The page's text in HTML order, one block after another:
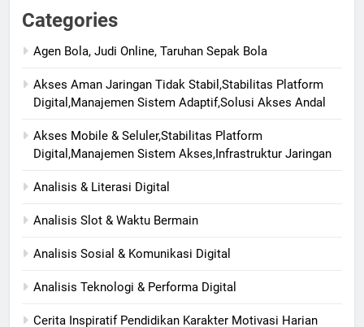
Categories
Agen Bola, Judi Online, Taruhan Sepak Bola
Akses Aman Jaringan Tidak Stabil,Stabilitas Platform
Digital,Manajemen Sistem Adaptif,Solusi Akses Andal
Akses Mobile & Seluler,Stabilitas Platform
Digital,Manajemen Sistem Akses,Infrastruktur Jaringan
Analisis & Literasi Digital
Analisis Slot & Waktu Bermain
Analisis Sosial & Komunikasi Digital
Analisis Teknologi & Performa Digital
Cerita Inspiratif Pendidikan Karakter Motivasi Harian